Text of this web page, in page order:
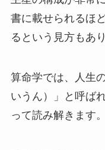
書に載せられるほ
るという見方もあ
算命学では、人生
いうん）」と呼ば
って読み解きます。